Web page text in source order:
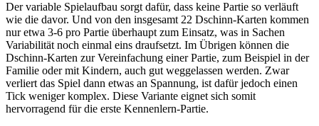
Der variable Spielaufbau sorgt dafür, dass keine Partie so verläuft
wie die davor. Und von den insgesamt 22 Dschinn-Karten kommen
nur etwa 3-6 pro Partie überhaupt zum Einsatz, was in Sachen
Variabilität noch einmal eins draufsetzt. Im Übrigen können die
Dschinn-Karten zur Vereinfachung einer Partie, zum Beispiel in der
Familie oder mit Kindern, auch gut weggelassen werden. Zwar
verliert das Spiel dann etwas an Spannung, ist dafür jedoch einen
Tick weniger komplex. Diese Variante eignet sich somit
hervorragend für die erste Kennenlern-Partie.